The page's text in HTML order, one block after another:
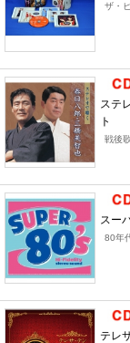
ザ・
ステ
ト
戦後
スー
80年
テレ